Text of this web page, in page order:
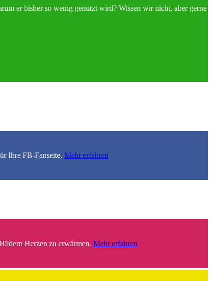
er bisher so wenig genutzt wird? Wissen wir nicht, aber gerne
Ihre FB-Fanseite. Mehr erfahren
Herzen zu erwärmen. Mehr erfahren